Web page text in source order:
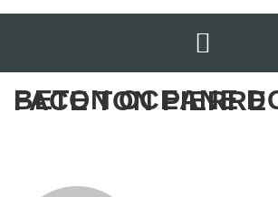
BETON OCEANE DOUBLE FACE TON PIERRE